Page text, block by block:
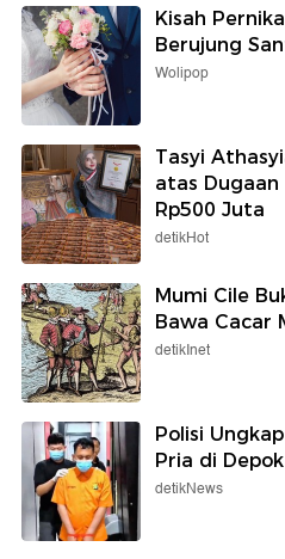
Kisah
Berujung
Wolipop
Tasyi
atas Dugaan
Rp500 Juta
detikHot
Mumi Cile
Bawa Cacar
detikInet
Polisi
Pria di Depok
detikNews